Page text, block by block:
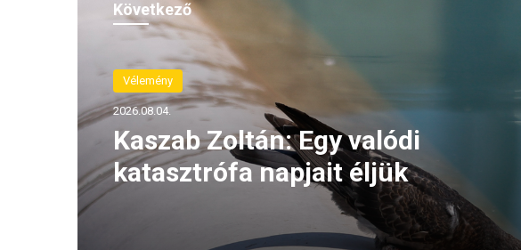
Következő
Vélemény
2026.08.04.
Kaszab Zoltán: Egy valódi
katasztrófa napjait éljük